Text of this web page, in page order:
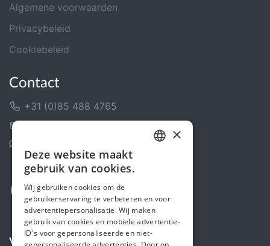
Algemene voorwaarden
Privacybeleid
Cookiebeleid
Contact
+31 (0)85 488 4765
ENGLISH
×
Deze website maakt
gebruik van cookies.
Wij gebruiken cookies om de
gebruikerservaring te verbeteren en voor
advertentiepersonalisatie. Wij maken
gebruik van cookies en mobiele advertentie-
ID's voor gepersonaliseerde en niet-